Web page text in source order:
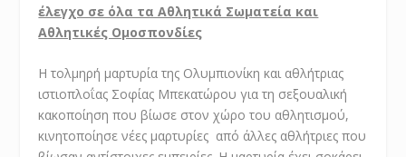
έλεγχο σε όλα τα Αθλητικά Σωματεία και
Αθλητικές Ομοσπονδίες
Η τολμηρή μαρτυρία της Ολυμπιονίκη και αθλήτριας
ιστιοπλοΐας Σοφίας Μπεκατώρου για τη σεξουαλική
κακοποίηση που βίωσε στον χώρο του αθλητισμού,
κινητοποίησε νέες μαρτυρίες από άλλες αθλήτριες που